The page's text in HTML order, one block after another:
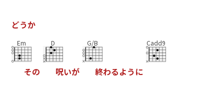
どうか
Em
その
D
呪いが
G/B
終わるよう に
Cadd9